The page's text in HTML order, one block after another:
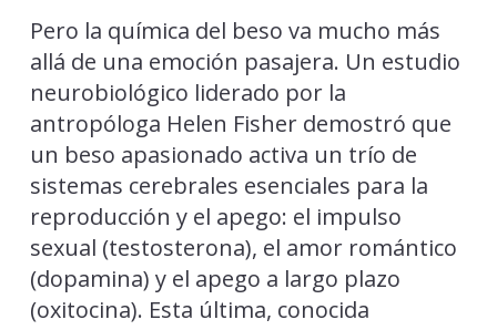
Pero la química del beso va mucho más
allá de una emoción pasajera. Un estudio
neurobiológico liderado por la
antropóloga Helen Fisher demostró que
un beso apasionado activa un trío de
sistemas cerebrales esenciales para la
reproducción y el apego: el impulso
sexual (testosterona), el amor romántico
(dopamina) y el apego a largo plazo
(oxitocina). Esta última, conocida